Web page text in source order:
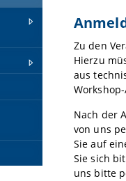
Zu den
Hierzu
aus
Nach der
von uns
Sie auf
Sie sich
uns bitte